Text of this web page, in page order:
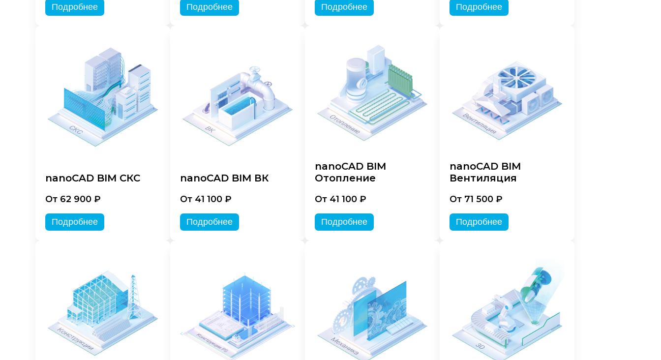
Подробнее Подробнее Подробнее Подробнее
nanoCAD BIM СКС
От 62 900 ₽
Подробнее
nanoCAD BIM ВК
От 41 100 ₽
Подробнее
nanoCAD BIM
Отопление
От 41 100 ₽
Подробнее
nanoCAD BIM
Вентиляция
От 71 500 ₽
Подробнее